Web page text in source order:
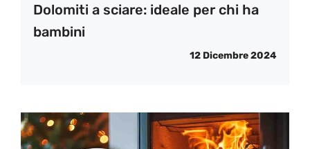
Dolomiti a sciare: ideale per chi ha
bambini
12 Dicembre 2024